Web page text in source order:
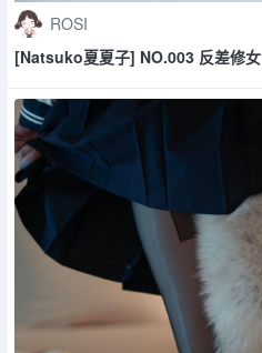
ROSI
[Natsuko夏夏子] NO.003 反差修女